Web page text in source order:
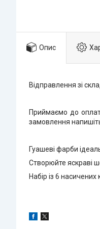
Опис
Відправлення зі
Приймаємо до
замовлення
Гуашеві фарби
Створюйте яскраві
Набір із 6